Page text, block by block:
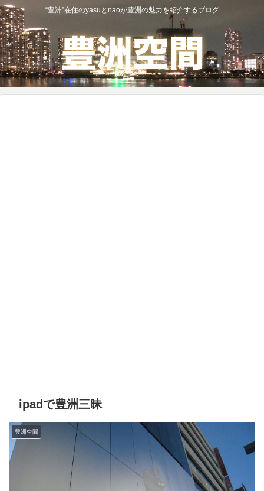
“豊洲”在住のyasuとnaoが豊洲の魅力を紹介するブログ
ipadで豊洲三昧
豊洲空間